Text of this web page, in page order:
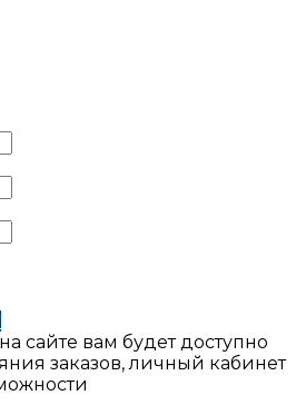
сайте вам будет доступно
заказов, личный кабинет